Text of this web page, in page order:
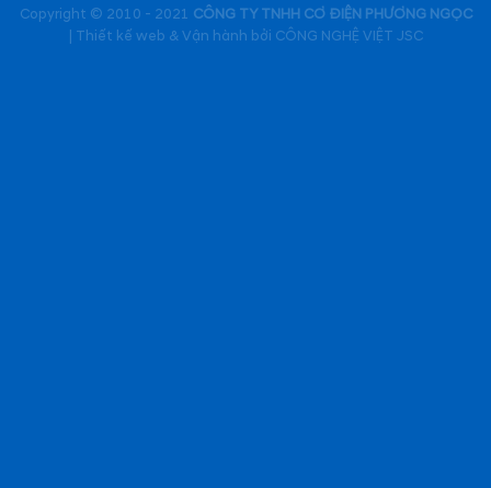
Copyright © 2010 - 2021 CÔNG TY TNHH CƠ ĐIỆN PHƯƠNG NGỌC
Thiết kế web & Vận hành bởi CÔNG NGHỆ VIỆT JSC